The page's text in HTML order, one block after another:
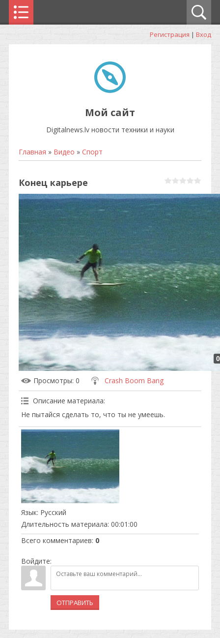
Регистрация | Вход
Мой сайт
Digitalnews.lv новости техники и науки
Главная » Видео » Спорт
Конец карьере
Просмотры: 0 Crash Boom Bang
Описание материала:
Не пытайся сделать то, что ты не умеешь.
Язык: Русский
Длительность материала: 00:01:00
Всего комментариев: 0
Войдите:
ОТПРАВИТЬ